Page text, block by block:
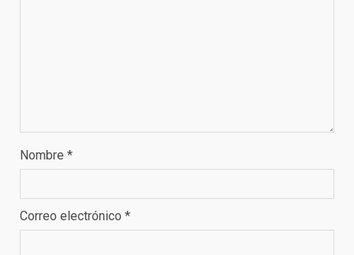
Nombre *
Correo electrónico *